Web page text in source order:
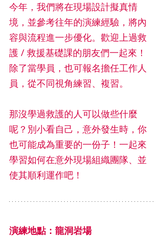
今年，我們將在現場設計擬真情
境，並參考往年的演練經驗，將內
容與流程進一步優化。歡迎上過救
護 / 救援基礎課的朋友們一起來！
除了當學員，也可報名擔任工作人
員，從不同視角練習、複習。
那沒學過救護的人可以做些什麼
呢？別小看自己，意外發生時，你
也可能成為重要的一份子！一起來
學習如何在意外現場組織團隊、並
使其順利運作吧！
演練地點：龍洞岩場